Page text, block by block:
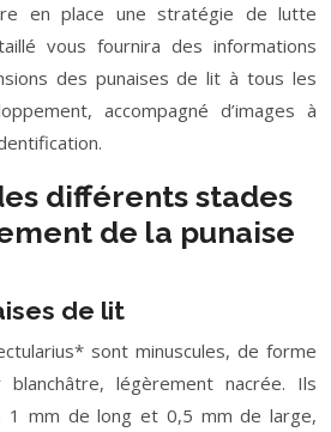
en place une stratégie de lutte
vous fournira des informations
des punaises de lit à tous les
accompagné d’images à
différents stades
de la punaise
de lit
sont minuscules, de forme
légèrement nacrée. Ils
1 mm de long et 0,5 mm de large,